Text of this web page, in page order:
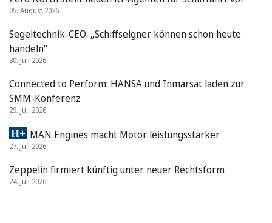
05. August 2026
Segeltechnik-CEO: „Schiffseigner können schon heute
handeln“
30. Juli 2026
Connected to Perform: HANSA und Inmarsat laden zur
SMM-Konferenz
29. Juli 2026
MAN Engines macht Motor leistungsstärker
27. Juli 2026
Zeppelin firmiert künftig unter neuer Rechtsform
24. Juli 2026